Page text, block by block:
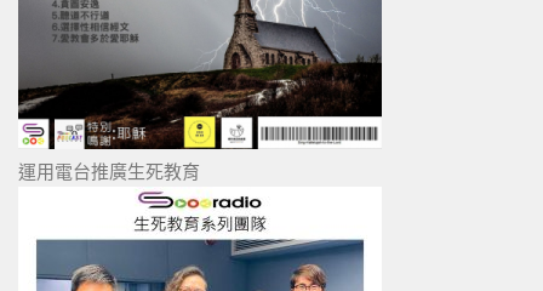
運用電台推廣生死教育